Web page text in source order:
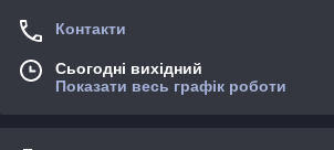
Контакти
Сьогодні вихідний
Показати весь графік роботи